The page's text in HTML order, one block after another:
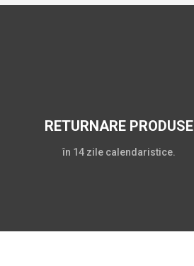
RETURNARE PRODUSE
în 14 zile calendaristice.